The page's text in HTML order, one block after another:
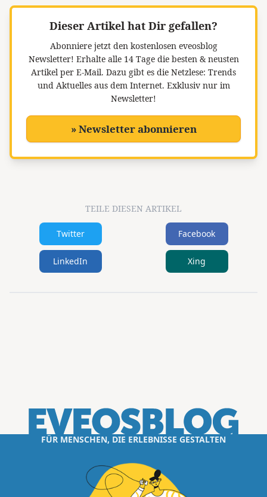
Dieser Artikel hat Dir gefallen?
Abonniere jetzt den kostenlosen eveosblog
Newsletter! Erhalte alle 14 Tage die besten & neusten
Artikel per E-Mail. Dazu gibt es die Netzlese: Trends
und Aktuelles aus dem Internet. Exklusiv nur im
Newsletter!
» Newsletter abonnieren
TEILE DIESEN ARTIKEL
Twitter Facebook
LinkedIn Xing
FÜR MENSCHEN, DIE ERLEBNISSE GESTALTEN